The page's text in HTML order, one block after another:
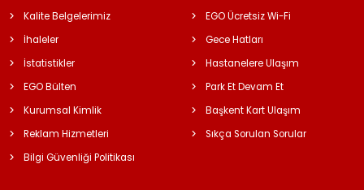
Kalite Belgelerimiz
İhaleler
İstatistikler
EGO Bülten
Kurumsal Kimlik
Reklam Hizmetleri
Bilgi Güvenliği Politikası
EGO Ücretsiz Wi-Fi
Gece Hatları
Hastanelere Ulaşım
Park Et Devam Et
Başkent Kart Ulaşım
Sıkça Sorulan Sorular